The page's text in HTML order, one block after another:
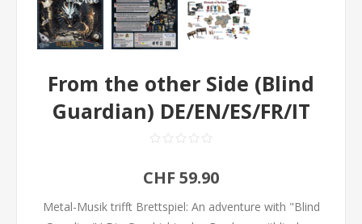
From the other Side (Blind
Guardian) DE/EN/ES/FR/IT
CHF 59.90
Metal-Musik trifft Brettspiel: An adventure with "Blind